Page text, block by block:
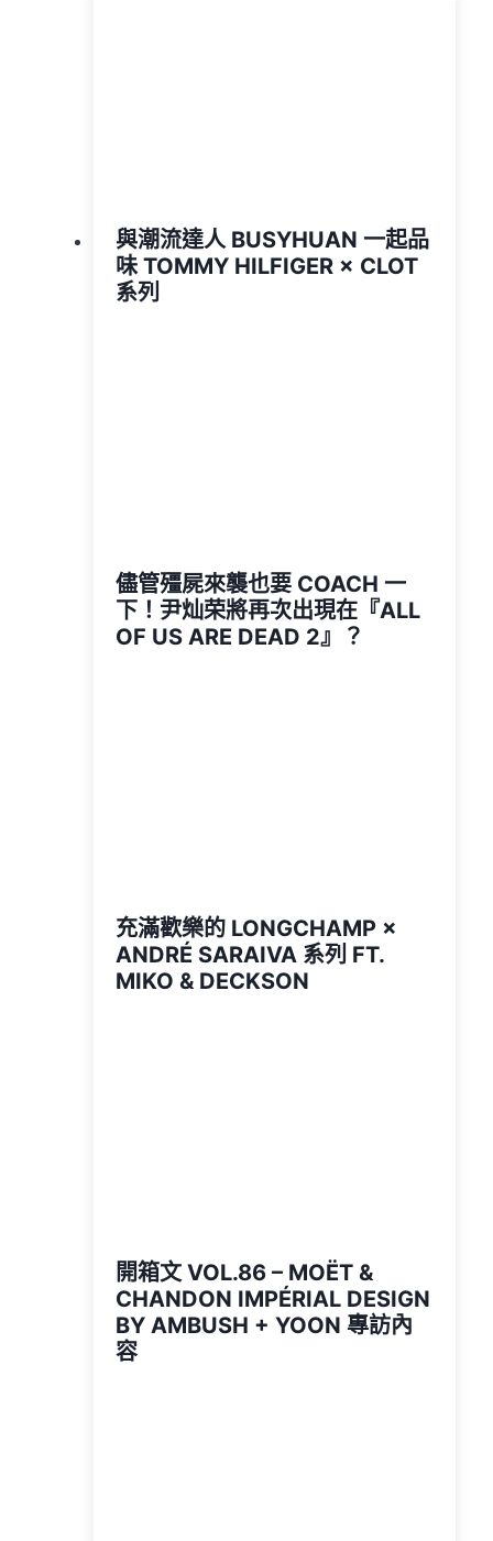
與潮流達人 BUSYHUAN 一起品
味 TOMMY HILFIGER × CLOT
系列
儘管殭屍來襲也要 COACH 一
下！尹灿荣將再次出現在『ALL
OF US ARE DEAD 2』？
充滿歡樂的 LONGCHAMP ×
ANDRÉ SARAIVA 系列 FT.
MIKO & DECKSON
開箱文 VOL.86 – MOËT &
CHANDON IMPÉRIAL DESIGN
BY AMBUSH + YOON 專訪內
容